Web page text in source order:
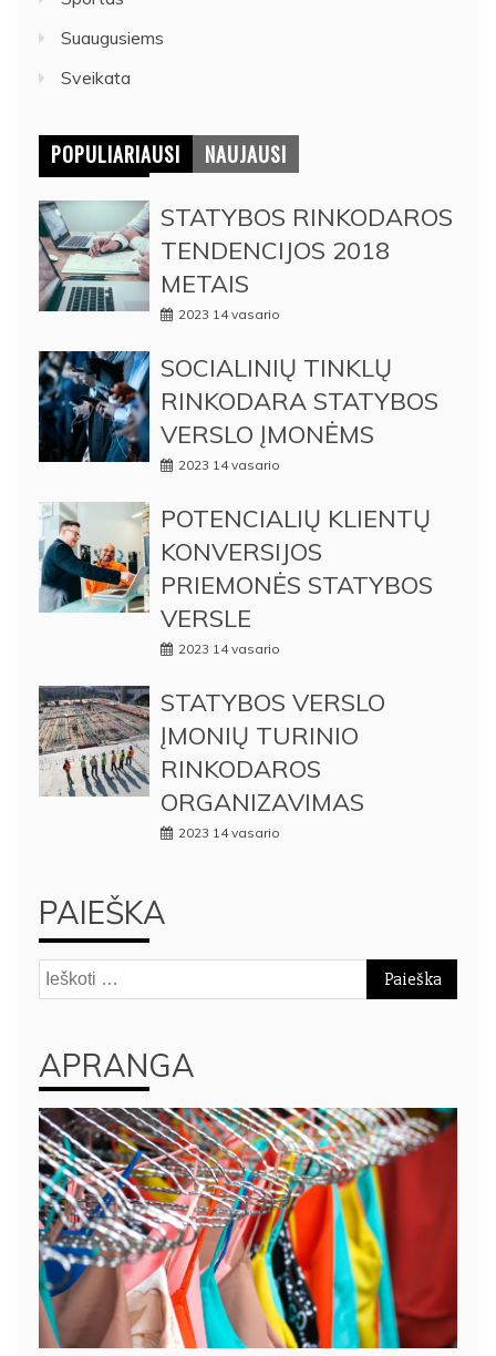
Suaugusiems
Sveikata
POPULIARIAUSI NAUJAUSI
STATYBOS RINKODAROS
TENDENCIJOS 2018
METAIS
2023 14 vasario
SOCIALINIŲ TINKLŲ
RINKODARA STATYBOS
VERSLO ĮMONĖMS
2023 14 vasario
POTENCIALIŲ KLIENTŲ
KONVERSIJOS
PRIEMONĖS STATYBOS
VERSLE
2023 14 vasario
STATYBOS VERSLO
ĮMONIŲ TURINIO
RINKODAROS
ORGANIZAVIMAS
2023 14 vasario
PAIEŠKA
Ieškoti:
APRANGA